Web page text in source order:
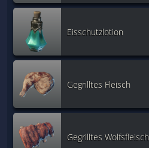
Eisschutzlotion
Gegrilltes Fleisch
Gegrilltes Wolfsfleisch